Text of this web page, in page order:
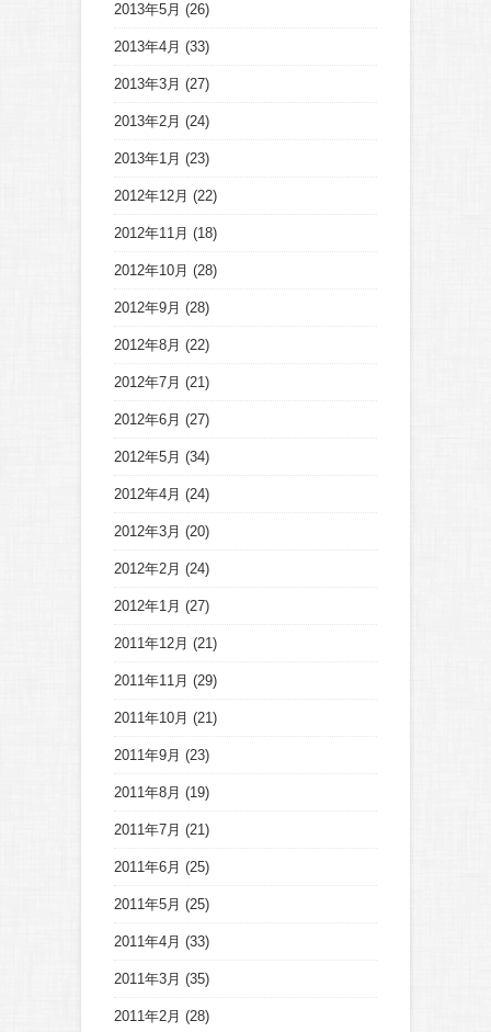
2013年5月 (26)
2013年4月 (33)
2013年3月 (27)
2013年2月 (24)
2013年1月 (23)
2012年12月 (22)
2012年11月 (18)
2012年10月 (28)
2012年9月 (28)
2012年8月 (22)
2012年7月 (21)
2012年6月 (27)
2012年5月 (34)
2012年4月 (24)
2012年3月 (20)
2012年2月 (24)
2012年1月 (27)
2011年12月 (21)
2011年11月 (29)
2011年10月 (21)
2011年9月 (23)
2011年8月 (19)
2011年7月 (21)
2011年6月 (25)
2011年5月 (25)
2011年4月 (33)
2011年3月 (35)
2011年2月 (28)